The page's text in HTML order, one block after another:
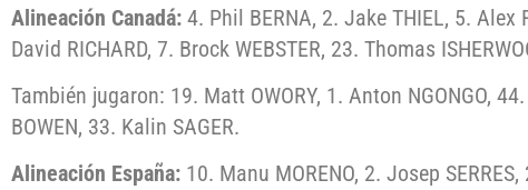
Alineación Canadá: 4. Phil BERNA, 2. Jake THIEL, 5. Alex
David RICHARD, 7. Brock WEBSTER, 23. Thomas
También jugaron: 19. Matt OWORY, 1. Anton NGONGO,
BOWEN, 33. Kalin SAGER.
Alineación España: 10. Manu MORENO, 2. Josep